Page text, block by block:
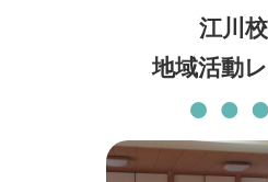
江川
地域活動